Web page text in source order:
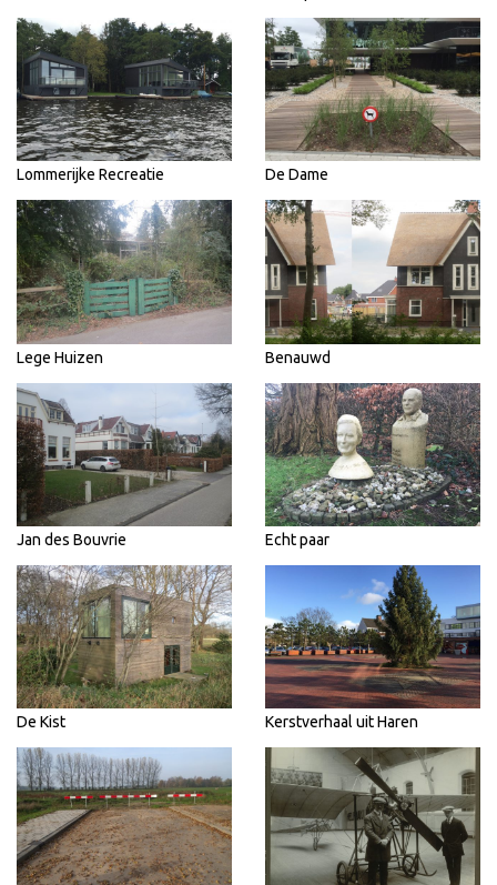
Lommerijke Recreatie De Dame
Lege Huizen Benauwd
Jan des Bouvrie Echt paar
De Kist Kerstverhaal uit Haren